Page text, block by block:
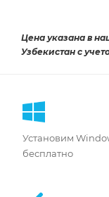
Цена указана в
Узбекистан с
Установим
бесплатно